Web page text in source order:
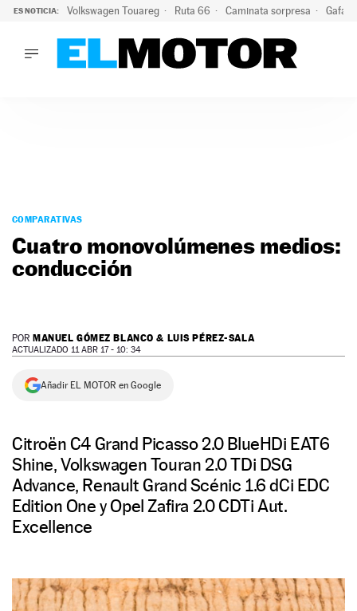
ES NOTICIA: Volkswagen Touareg Ruta 66 Caminata sorpresa Gafas
PODCAST
MOTOS
TECNOLOGÍA
SERVICIOS
NEWSLETTER
COMPARATIVAS
Cuatro monovolúmenes medios:
conducción
POR MANUEL GÓMEZ BLANCO & LUIS PÉREZ-SALA
ACTUALIZADO 11 ABR 17 - 10: 34
Añadir EL MOTOR en Google
Citroën C4 Grand Picasso 2.0 BlueHDi EAT6
Shine, Volkswagen Touran 2.0 TDi DSG
Advance, Renault Grand Scénic 1.6 dCi EDC
Edition One y Opel Zafira 2.0 CDTi Aut.
Excellence